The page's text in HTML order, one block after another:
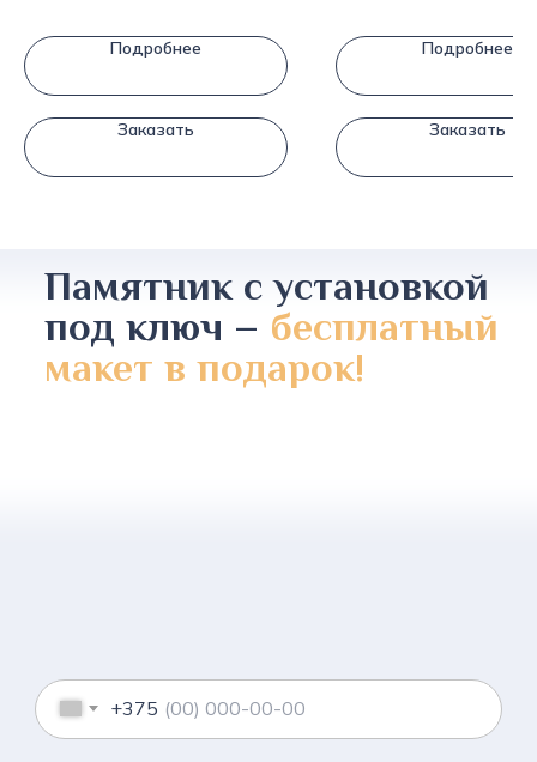
Подробнее
Заказать
Подробнее
Заказать
Памятник с установкой
под ключ – бесплатный
макет в подарок!
+375